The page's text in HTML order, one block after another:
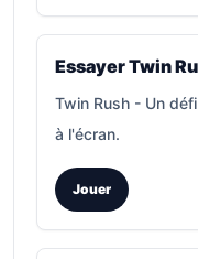
Essayer Twin
Twin Rush - Un
à l'écran.
Jouer